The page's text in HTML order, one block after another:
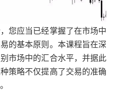
您应当已经掌握了在市场中
的基本原则。本课程旨在深
市场中的汇合水平，并据此
策略不仅提高了交易的准确